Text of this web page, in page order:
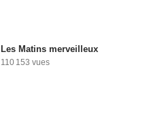
Les Matins merveilleux
110 153 vues